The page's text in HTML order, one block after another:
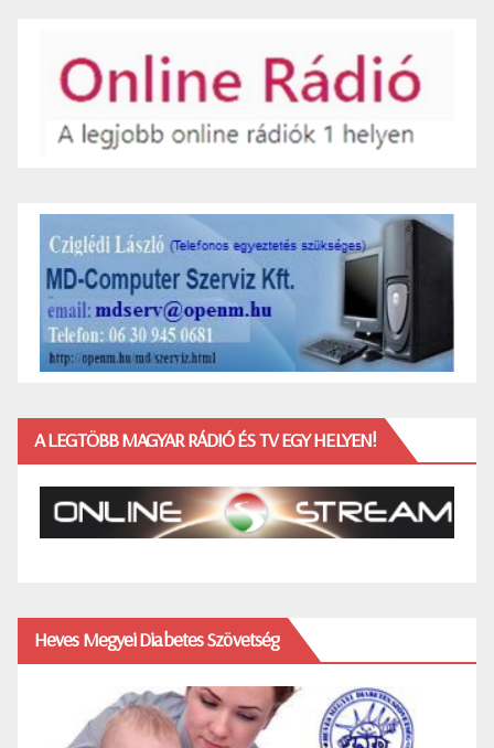
A LEGTÖBB MAGYAR RÁDIÓ ÉS TV EGY HELYEN!
Heves Megyei Diabetes Szövetség